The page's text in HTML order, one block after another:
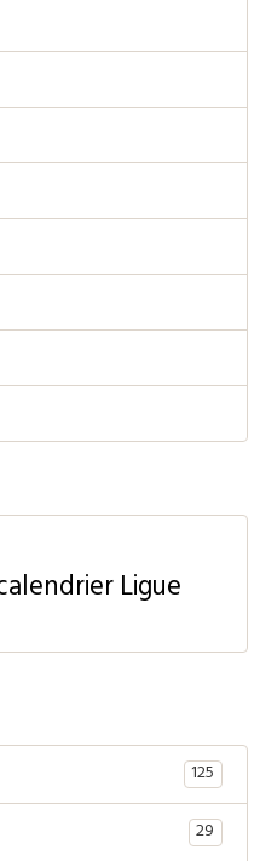
Ligue
125
29